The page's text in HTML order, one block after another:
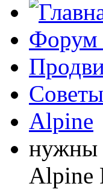
Форум
Alpine
нужны
Alpine